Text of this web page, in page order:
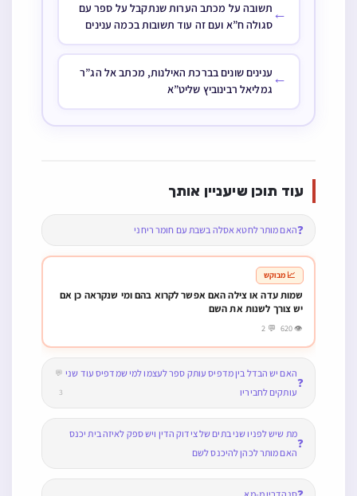
← תשובה על מכתב הערות שנתקבל על ספר עם
סגולה ח”א ועם זה עוד תשובות בכמה ענינים
← ענינים שונים בברכת האילנות, מכתב אל הג”ר
גמליאל רבינוביץ שליט”א
עוד תוכן שיעניין אותך
❓האם מותר לחטא אסלה בשבת עם חומר ריחני
📈 מבוקש
שמות עדה או צילה האם אפשר לקרוא בהם ומי שנקראה כן אם
יש צורך לשנות את השם
👁 620 💬 2
❓
האם יש הבדל בין מדפיס עותק ספר לעצמו למי שמדפיס עוד שני
עותקים לחביריו
💬
3
❓
מת שיש לפניו שני בתים של צידוק הדין ויש ספק לאיזה בית יכנס
האם מותר לכהן להיכנס לשם